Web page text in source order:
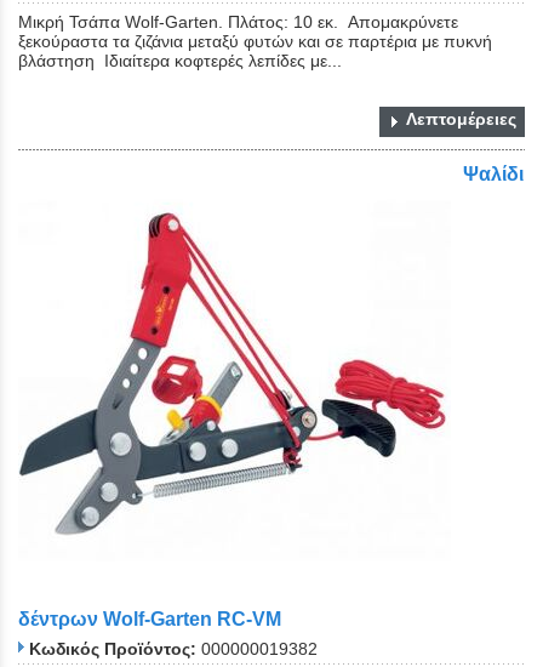
Μικρή Τσάπα Wolf-Garten. Πλάτος: 10 εκ. Απομακρύνετε
ξεκούραστα τα ζιζάνια μεταξύ φυτών και σε παρτέρια με πυκνή
βλάστηση Ιδιαίτερα κοφτερές λεπίδες με...
Λεπτομέρειες
Ψαλίδι
δέντρων Wolf-Garten RC-VM
Κωδικός Προϊόντος: 000000019382